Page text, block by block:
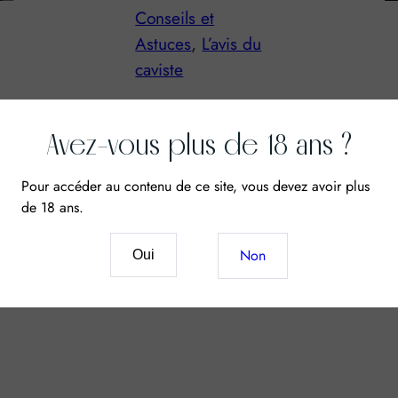
Accord mets &
vins , Vin et
Gastronomie
La saison des asperges
Avez-vous plus de 18 ans ?
Pour accéder au contenu de ce site, vous devez avoir plus
de 18 ans.
Oui Non